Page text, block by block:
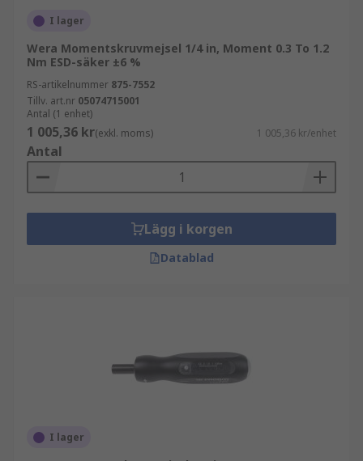
I lager
Wera Momentskruvmejsel 1/4 in, Moment 0.3 To 1.2
Nm ESD-säker ±6 %
RS-artikelnummer 875-7552
Tillv. art.nr 05074715001
Antal (1 enhet)
1 005,36 kr(exkl. moms) 1 005,36 kr/enhet
Antal
Lägg i korgen
Datablad
I lager